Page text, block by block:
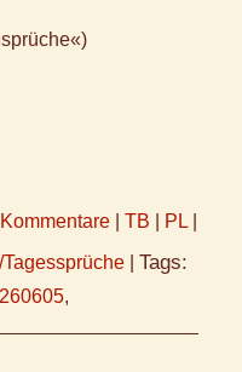
Kommentare TB PL
Tags:
,